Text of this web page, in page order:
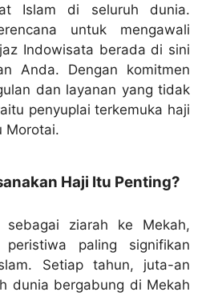
Islam di seluruh dunia.
untuk mengawali
Indowisata berada di sini
Anda. Dengan komitmen
dan layanan yang tidak
penyuplai terkemuka haji
Morotai.
Haji Itu Penting?
ziarah ke Mekah,
paling signifikan
Setiap tahun, juta-an
dunia bergabung di Mekah